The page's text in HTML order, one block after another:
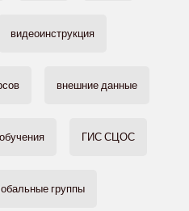
видеоинструкция
внешние данные
ГИС СЦОС
группы